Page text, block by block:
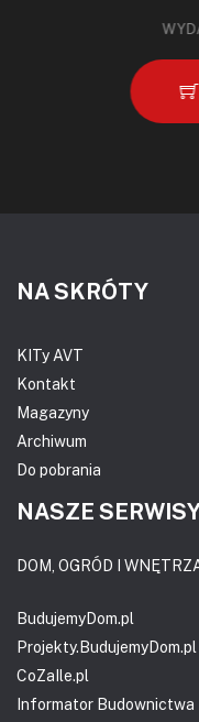
NA SKRÓTY
KITy AVT
Kontakt
Magazyny
Archiwum
Do pobrania
NASZE
DOM, OGRÓD I
BudujemyDom.pl
Projekty.BudujemyDom.pl
CoZaIle.pl
Informator Budownictwa